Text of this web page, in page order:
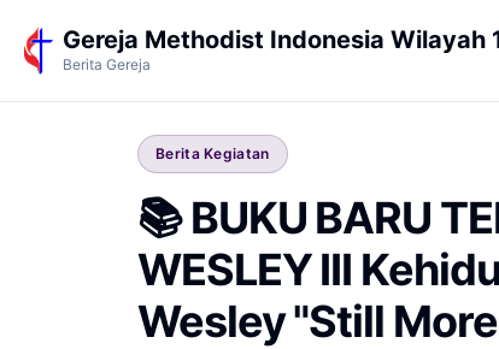
Gereja Methodist Indonesia Wilayah
Berita Gereja
Berita Kegiatan
📚 BUKU BARU
WESLEY III
Wesley "Still